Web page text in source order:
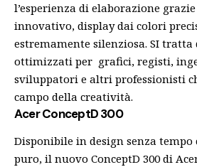
l’esperienza di elaborazione
innovativo, display dai colori
estremamente silenziosa. SI
ottimizzati per grafici, registi,
sviluppatori e altri professionisti
campo della creatività.
Acer ConceptD 300
Disponibile in design senza
puro, il nuovo ConceptD 300 di